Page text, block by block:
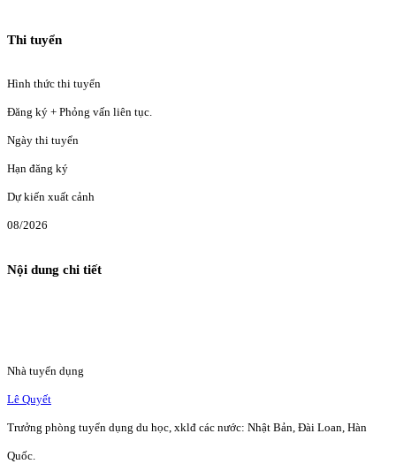
Thi tuyển
Hình thức thi tuyển
Đăng ký + Phỏng vấn liên tục.
Ngày thi tuyển
Hạn đăng ký
Dự kiến xuất cảnh
08/2026
Nội dung chi tiết
Nhà tuyển dụng
Lê Quyết
Trưởng phòng tuyển dụng du học, xklđ các nước: Nhật Bản, Đài Loan, Hàn
Quốc.